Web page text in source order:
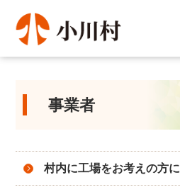
事業者
村内に工場をお考えの方に